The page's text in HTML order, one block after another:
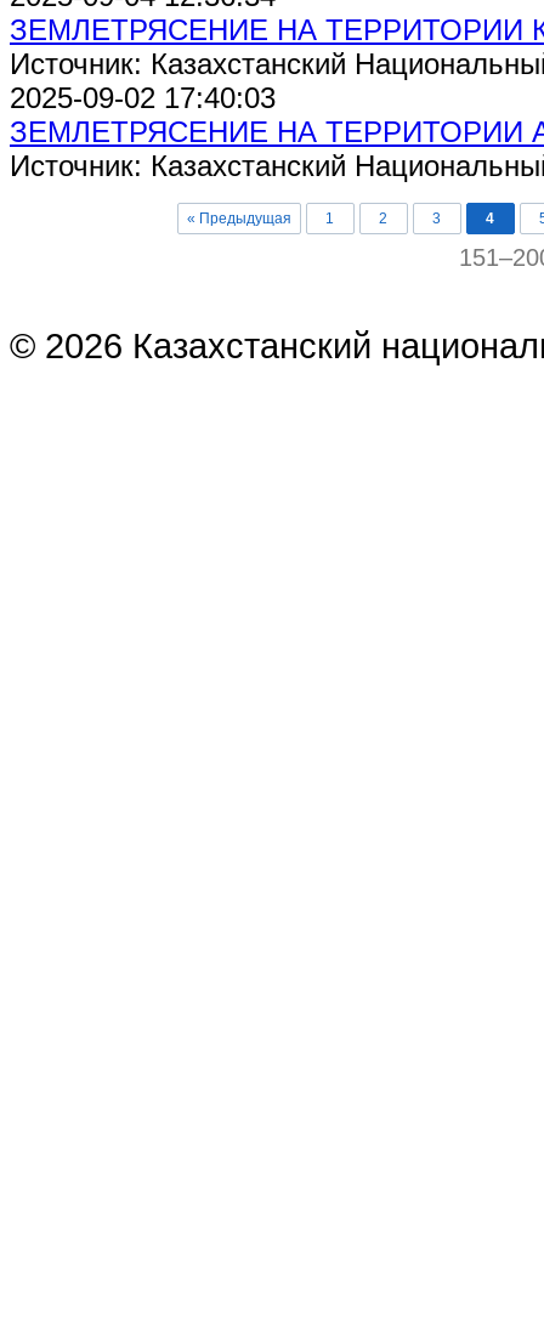
ЗЕМЛЕТРЯСЕНИЕ НА ТЕРРИТОРИИ
Источник: Казахстанский
2025-09-02 17:40:03
ЗЕМЛЕТРЯСЕНИЕ НА ТЕРРИТОРИИ
Источник: Казахстанский
« Предыдущая 1 2 3 4
© 2026 Казахстанский